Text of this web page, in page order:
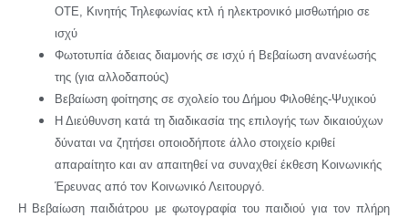
ΟΤΕ, Κινητής Τηλεφωνίας κτλ ή ηλεκτρονικό μισθωτήριο σε
ισχύ
Φωτοτυπία άδειας διαμονής σε ισχύ ή Βεβαίωση ανανέωσής
της (για αλλοδαπούς)
Βεβαίωση φοίτησης σε σχολείο του Δήμου Φιλοθέης-Ψυχικού
Η Διεύθυνση κατά τη διαδικασία της επιλογής των δικαιούχων
δύναται να ζητήσει οποιοδήποτε άλλο στοιχείο κριθεί
απαραίτητο και αν απαιτηθεί να συναχθεί έκθεση Kοινωνικής
Έρευνας από τον Κοινωνικό Λειτουργό.
Η Βεβαίωση παιδιάτρου με φωτογραφία του παιδιού για τον πλήρη